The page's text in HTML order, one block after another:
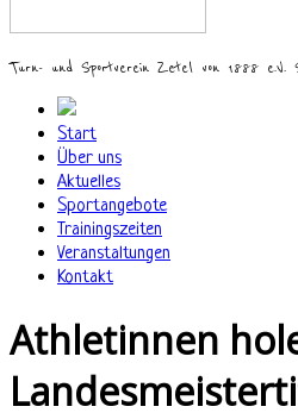
Turn- und Sportverein Zetel von 1888
Start
Über uns
Aktuelles
Sportangebote
Trainingszeiten
Veranstaltungen
Kontakt
Athletinnen